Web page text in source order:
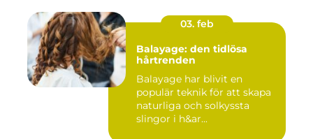
03. feb
Balayage: den tidlösa
hårtrenden
Balayage har blivit en
populär teknik för att skapa
naturliga och solkyssta
slingor i h&ar...